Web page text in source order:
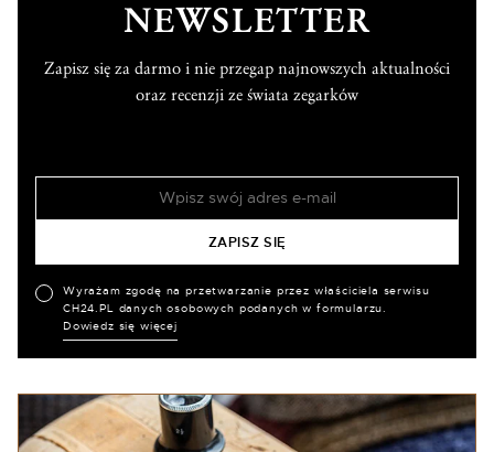
NEWSLETTER
Zapisz się za darmo i nie przegap najnowszych aktualności
oraz recenzji ze świata zegarków
Wyrażam zgodę na przetwarzanie przez właściciela serwisu
CH24.PL danych osobowych podanych w formularzu.
Dowiedz się więcej